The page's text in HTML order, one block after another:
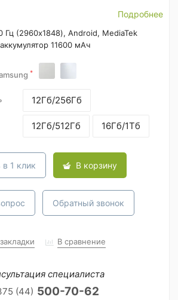
Подробнее
Гц (2960x1848), Android, MediaTek
11600 мАч
*
12Гб/256Гб
12Гб/512Гб 16Гб/1Тб
в 1 клик В корзину
Обратный звонок
В сравнение
специалиста
(44) 500-70-62